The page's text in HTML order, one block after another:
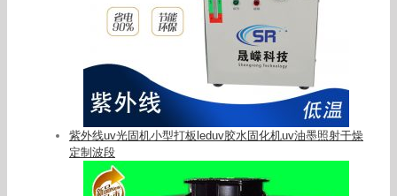
紫外线uv光固机小型打板leduv胶水固化机uv油墨照射干燥
定制波段